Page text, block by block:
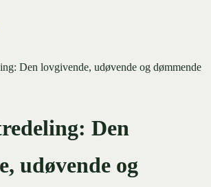
Den lovgivende, udøvende og dømmende
Den
udøvende og